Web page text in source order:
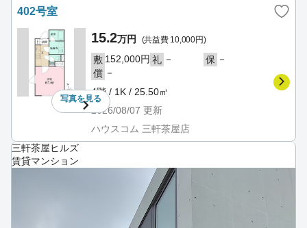
402号室
写真を見る
15.2万円 (共益費 10,000円)
敷 152,000円 礼 － 保 －
償 －
4階 / 1K / 25.50㎡
2026/08/07 更新
ハウスコム 三軒茶屋店
三軒茶屋ヒルズ
賃貸マンション